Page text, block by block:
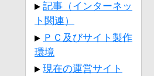
記事（インターネッ
ト関連）
ＰＣ及びサイト製作
環境
現在の運営サイト